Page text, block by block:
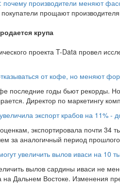
почему производители меняют
прощают
крупа
проекта T-Data провел
от кофе, но меняют
последние годы бьют рекорды.
Директор по маркетингу
экспорт крабов на 11% -
экспортировала почти 34
за аналогичный период
увеличить вылов иваси на 10
вылов сардины иваси не
на Дальнем Востоке. Изменения